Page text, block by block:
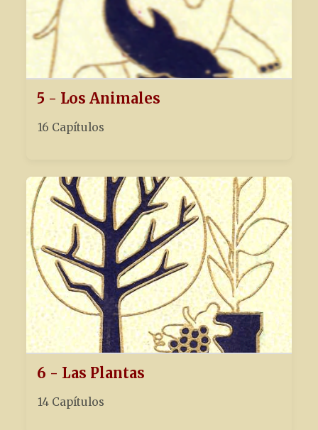
5 - Los Animales
16 Capítulos
6 - Las Plantas
14 Capítulos